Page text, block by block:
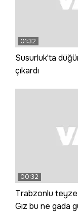
01:32
Susurluk'ta
çıkardı
00:32
Trabzonlu teyze
Gız bu ne gada